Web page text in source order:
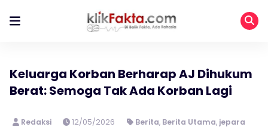
Keluarga Korban Berharap AJ Dihukum
Berat: Semoga Tak Ada Korban Lagi
Redaksi 12/05/2026 Berita, Berita Utama, jepara